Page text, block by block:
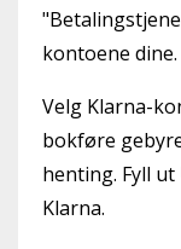
kontoene dine.
Velg Klarna-
bokføre
henting. Fyll
Klarna.